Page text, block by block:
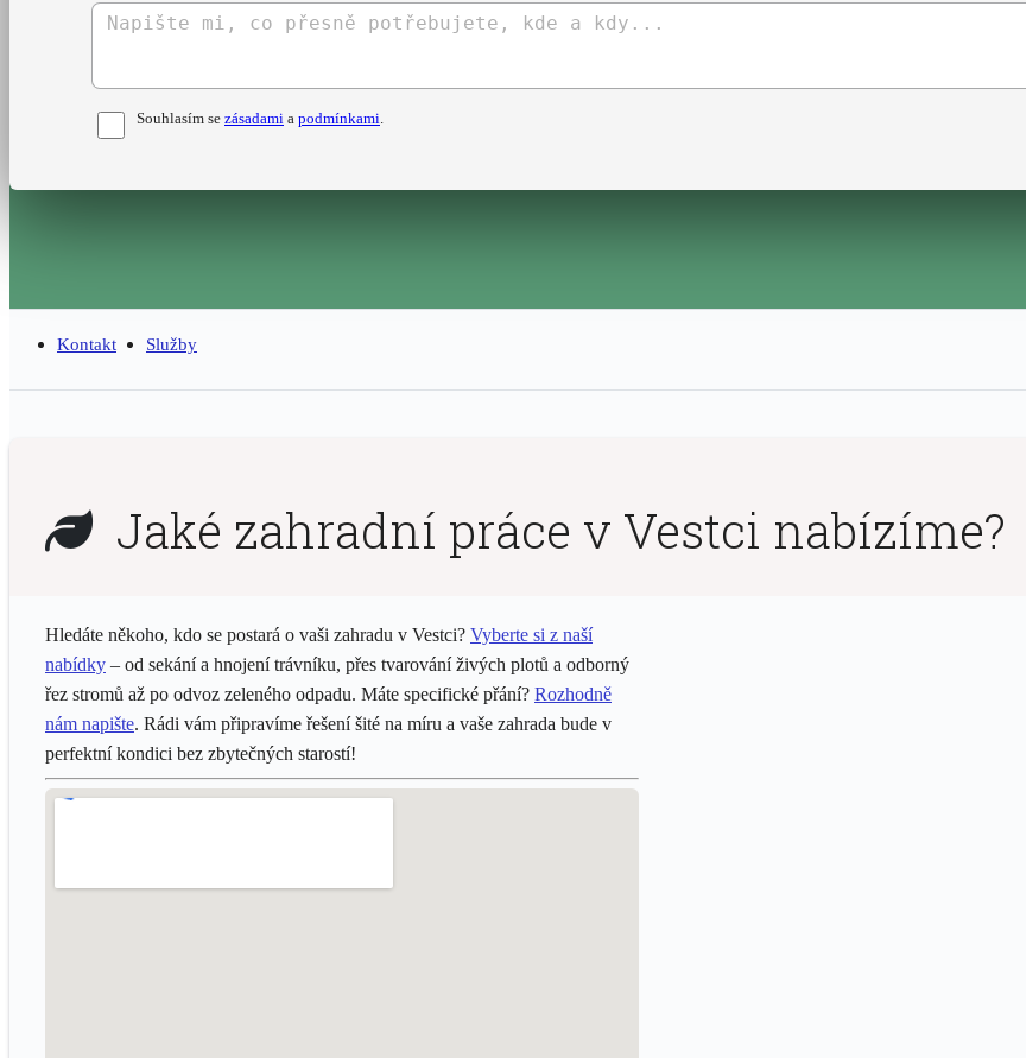
Text
Zprávy:
Pro
odeslání
Souhlasím se zásadami a podmínkami.
Kontakt Služby
Jaké zahradní práce v Vestci nabízíme?
Hledáte někoho, kdo se postará o vaši zahradu v Vestci? Vyberte si z naší
nabídky – od sekání a hnojení trávníku, přes tvarování živých plotů a odborný
řez stromů až po odvoz zeleného odpadu. Máte specifické přání? Rozhodně
nám napište. Rádi vám připravíme řešení šité na míru a vaše zahrada bude v
perfektní kondici bez zbytečných starostí!